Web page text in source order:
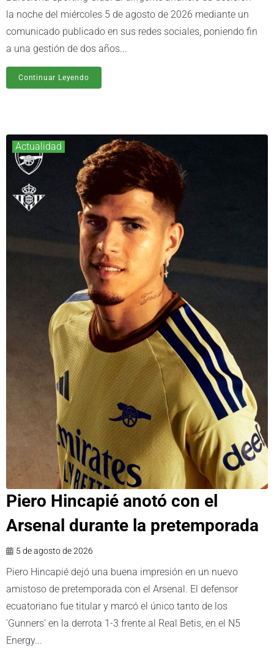
la noche del miércoles 5 de agosto de 2026 mediante un
comunicado publicado en sus redes sociales, poniendo fin
a una gestión de dos años...
Continuar Leyendo
Actualidad
Piero Hincapié anotó con el
Arsenal durante la pretemporada
5 de agosto de 2026
Piero Hincapié dejó una buena impresión en un nuevo
amistoso de pretemporada con el Arsenal. El defensor
ecuatoriano fue titular y marcó el único tanto de los
'Gunners' en la derrota 1-3 frente al Real Betis, en el N5
Energy...